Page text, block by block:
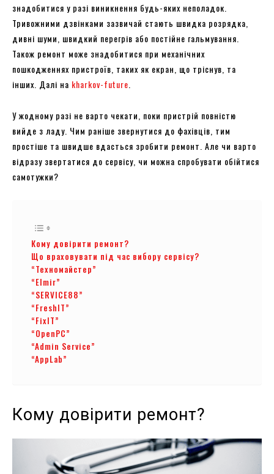
знадобитися у разі виникнення будь-яких неполадок.
Тривожними дзвінками зазвичай стають швидка розрядка,
дивні шуми, швидкий перегрів або постійне гальмування.
Також ремонт може знадобитися при механічних
пошкодженнях пристроїв, таких як екран, що тріснув, та
інших. Далі на kharkov-future
У жодному разі не варто чекати, поки пристрій повністю
вийде з ладу. Чим раніше звернутися до фахівців, тим
простіше та швидше вдасться зробити ремонт. Але чи варто
відразу звертатися до сервісу, чи можна спробувати обійтися
самотужки?
Кому довірити ремонт?
Що враховувати під час вибору сервісу?
“Техномайстер”
“Elmir”
“SERVICE88”
“FreshIT”
“FixIT”
“OpenPC”
“Admin Service”
“AppLab”
Кому довірити ремонт?